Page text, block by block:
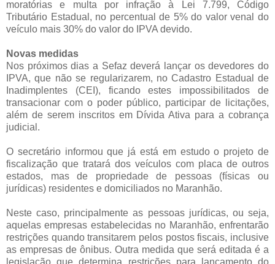
moratórias e multa por infração à Lei 7.799, Código
Tributário Estadual, no percentual de 5% do valor venal do
veículo mais 30% do valor do IPVA devido.
Novas medidas
Nos próximos dias a Sefaz deverá lançar os devedores do
IPVA, que não se regularizarem, no Cadastro Estadual de
Inadimplentes (CEI), ficando estes impossibilitados de
transacionar com o poder público, participar de licitações,
além de serem inscritos em Dívida Ativa para a cobrança
judicial.
O secretário informou que já está em estudo o projeto de
fiscalização que tratará dos veículos com placa de outros
estados, mas de propriedade de pessoas (físicas ou
jurídicas) residentes e domiciliados no Maranhão.
Neste caso, principalmente as pessoas jurídicas, ou seja,
aquelas empresas estabelecidas no Maranhão, enfrentarão
restrições quando transitarem pelos postos fiscais, inclusive
as empresas de ônibus. Outra medida que será editada é a
legislação que determina restrições para lançamento do